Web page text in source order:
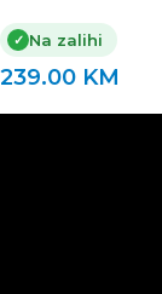
✓ Na zalihi
239.00 KM